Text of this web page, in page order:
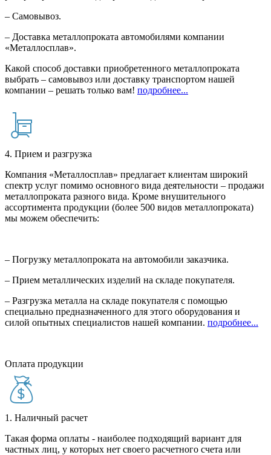
– Самовывоз.
– Доставка металлопроката автомобилями компании
«Металлосплав».
Какой способ доставки приобретенного металлопроката
выбрать – самовывоз или доставку транспортом нашей
компании – решать только вам! подробнее...
4. Прием и разгрузка
Компания «Металлосплав» предлагает клиентам широкий
спектр услуг помимо основного вида деятельности – продажи
металлопроката разного вида. Кроме внушительного
ассортимента продукции (более 500 видов металлопроката)
мы можем обеспечить:
– Погрузку металлопроката на автомобили заказчика.
– Прием металлических изделий на складе покупателя.
– Разгрузка металла на складе покупателя с помощью
специально предназначенного для этого оборудования и
силой опытных специалистов нашей компании. подробнее...
Оплата продукции
1. Наличный расчет
Такая форма оплаты - наиболее подходящий вариант для
частных лиц, у которых нет своего расчетного счета или